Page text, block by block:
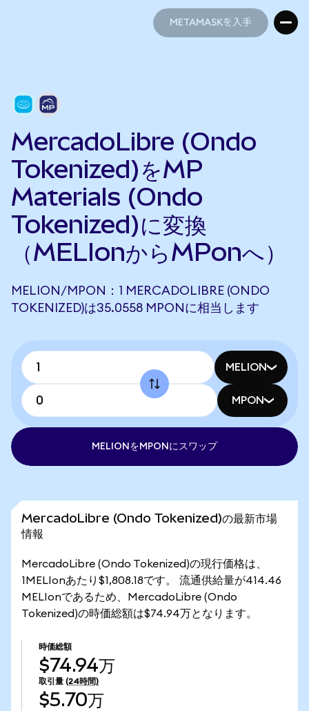
METAMASKを入手
MercadoLibre (Ondo
Tokenized)をMP
Materials (Ondo
Tokenized)に変換
（MELIonからMPonへ）
MELION/MPON：1 MERCADOLIBRE (ONDO
TOKENIZED)は35.0558 MPONに相当します
MELION
MPON
MELIONをMPONにスワップ
MercadoLibre (Ondo Tokenized)の最新市場
情報
MercadoLibre (Ondo Tokenized)の現行価格は、
1MELIonあたり$1,808.18です。 流通供給量が414.46
MELIonであるため、MercadoLibre (Ondo
Tokenized)の時価総額は$74.94万となります。
時価総額
$74.94万
取引量 (24時間)
$5.70万